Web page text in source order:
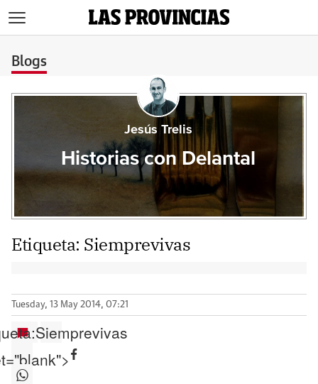
Blogs
Jesús Trelis
Historias con Delantal
Etiqueta: Siemprevivas
Tuesday, 13 May 2014, 07:21
Siemprevivas